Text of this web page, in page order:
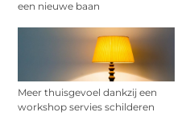
een nieuwe baan
Meer thuisgevoel dankzij een
workshop servies schilderen